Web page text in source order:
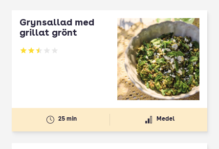
Grynsallad med
grillat grönt
Betyg: 2.5 av 5
25 min Medel